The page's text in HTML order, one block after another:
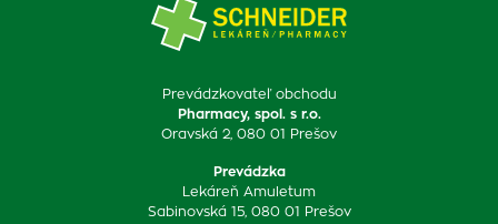
Prevádzkovateľ obchodu
Pharmacy, spol. s r.o.
Oravská 2, 080 01 Prešov
Prevádzka
Lekáreň Amuletum
Sabinovská 15, 080 01 Prešov